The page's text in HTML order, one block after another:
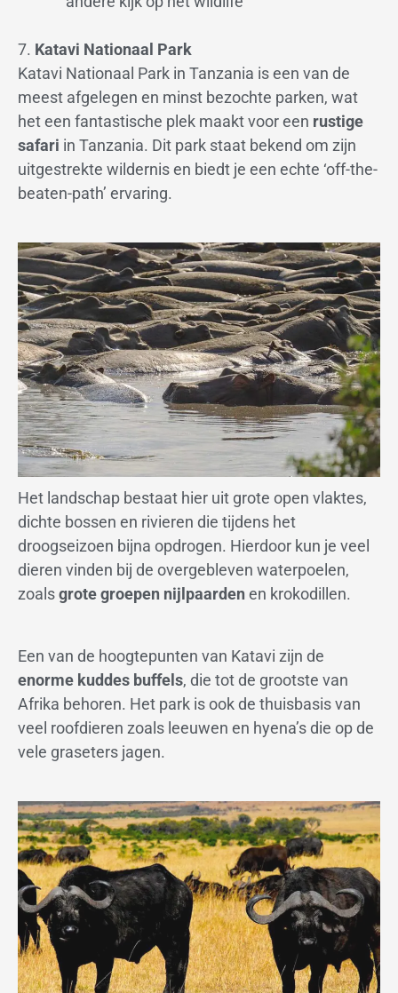
7. Katavi Nationaal Park
Katavi Nationaal Park in Tanzania is een van de
meest afgelegen en minst bezochte parken, wat
het een fantastische plek maakt voor een rustige
safari in Tanzania. Dit park staat bekend om zijn
uitgestrekte wildernis en biedt je een echte ‘off-the-
beaten-path’ ervaring.
Het landschap bestaat hier uit grote open vlaktes,
dichte bossen en rivieren die tijdens het
droogseizoen bijna opdrogen. Hierdoor kun je veel
dieren vinden bij de overgebleven waterpoelen,
zoalsgrote groepen nijlpaarden en krokodillen.
Een van de hoogtepunten van Katavi zijn de
enorme kuddes buffels, die tot de grootste van
Afrika behoren. Het park is ook de thuisbasis van
veel roofdieren zoals leeuwen en hyena’s die op de
vele graseters jagen.